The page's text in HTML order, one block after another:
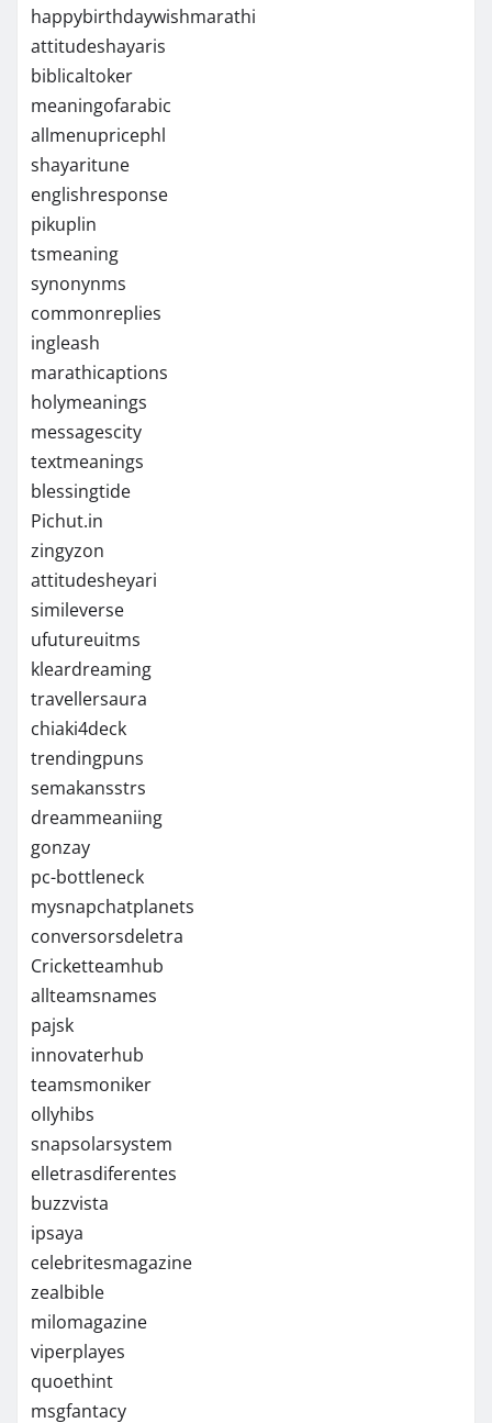
happybirthdaywishmarathi
attitudeshayaris
biblicaltoker
meaningofarabic
allmenupricephl
shayaritune
englishresponse
pikuplin
tsmeaning
synonynms
commonreplies
ingleash
marathicaptions
holymeanings
messagescity
textmeanings
blessingtide
Pichut.in
zingyzon
attitudesheyari
simileverse
ufutureuitms
kleardreaming
travellersaura
chiaki4deck
trendingpuns
semakansstrs
dreammeaniing
gonzay
pc-bottleneck
mysnapchatplanets
conversorsdeletra
Cricketteamhub
allteamsnames
pajsk
innovaterhub
teamsmoniker
ollyhibs
snapsolarsystem
elletrasdiferentes
buzzvista
ipsaya
celebritesmagazine
zealbible
milomagazine
viperplayes
quoethint
msgfantacy